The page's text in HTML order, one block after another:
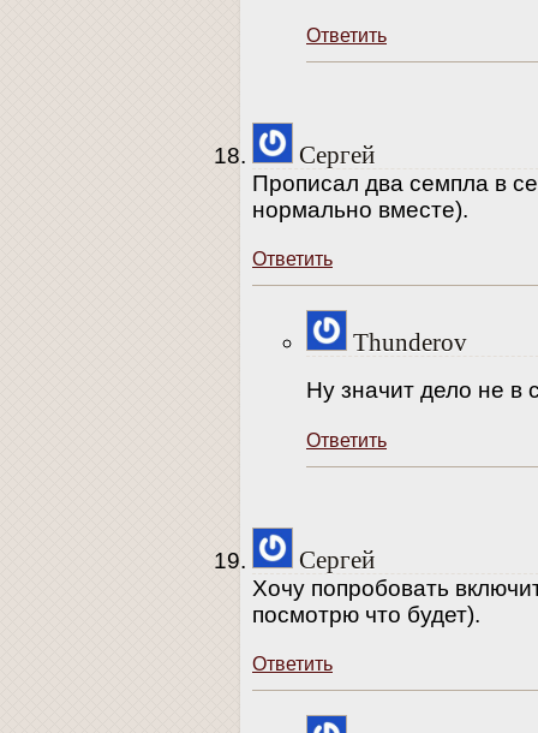
Ответить
Сергей
Прописал два семпла в
нормально вместе).
Ответить
Thunderov
Ну значит дело не в
Ответить
Сергей
Хочу попробовать
посмотрю что будет).
Ответить